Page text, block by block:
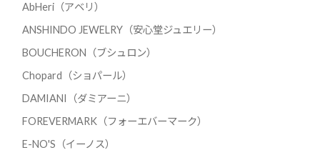
AbHeri（アベリ）
ANSHINDO JEWELRY（安心堂ジュエリー）
BOUCHERON（ブシュロン）
Chopard（ショパール）
DAMIANI（ダミアーニ）
FOREVERMARK（フォーエバーマーク）
E-NO'S（イーノス）